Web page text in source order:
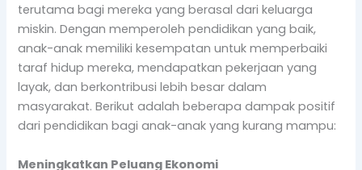
terutama bagi mereka yang berasal dari keluarga
miskin. Dengan memperoleh pendidikan yang baik,
anak-anak memiliki kesempatan untuk memperbaiki
taraf hidup mereka, mendapatkan pekerjaan yang
layak, dan berkontribusi lebih besar dalam
masyarakat. Berikut adalah beberapa dampak positif
dari pendidikan bagi anak-anak yang kurang mampu:
Meningkatkan Peluang Ekonomi